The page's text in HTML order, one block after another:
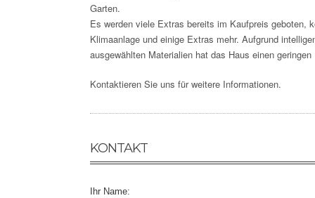
Garten.
Es werden viele Extras bereits im Kaufpreis geboten,
Klimaanlage und einige Extras mehr. Aufgrund
ausgewählten Materialien hat das Haus einen
Kontaktieren Sie uns für weitere Informationen.
KONTAKT
Ihr Name: